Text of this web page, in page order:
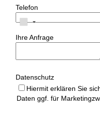
Telefon
Ihre Anfrage
Datenschutz
Hiermit erklären Sie
Daten ggf. für